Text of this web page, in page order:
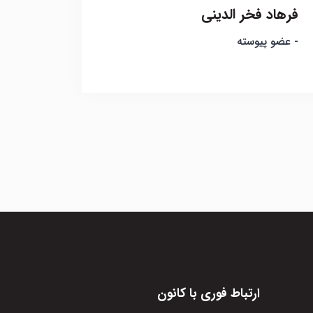
فرهاد فخر الدینی
- عضو پیوسته
ارتباط فوری با کانون